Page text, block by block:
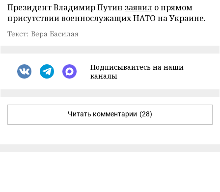
Президент Владимир Путин заявил о прямом
присутствии военнослужащих НАТО на Украине.
Текст: Вера Басилая
Подписывайтесь на наши
каналы
Читать комментарии (28)